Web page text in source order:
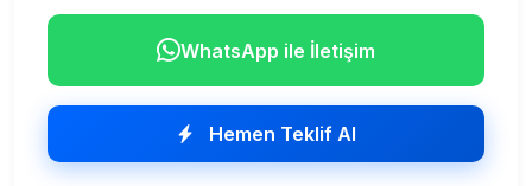
WhatsApp ile İletişim
Hemen Teklif Al